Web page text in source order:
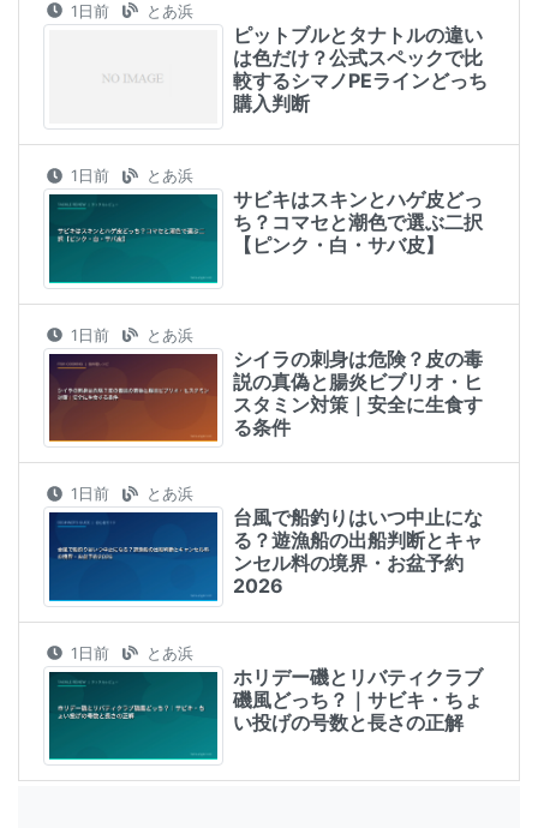
1日前 とあ浜
ピットブルとタナトルの違い
は色だけ？公式スペックで比
較するシマノPEラインどっち
購入判断
1日前 とあ浜
サビキはスキンとハゲ皮どっ
ち？コマセと潮色で選ぶ二択
【ピンク・白・サバ皮】
1日前 とあ浜
シイラの刺身は危険？皮の毒
説の真偽と腸炎ビブリオ・ヒ
スタミン対策｜安全に生食す
る条件
1日前 とあ浜
台風で船釣りはいつ中止にな
る？遊漁船の出船判断とキャ
ンセル料の境界・お盆予約
2026
1日前 とあ浜
ホリデー磯とリバティクラブ
磯風どっち？｜サビキ・ちょ
い投げの号数と長さの正解